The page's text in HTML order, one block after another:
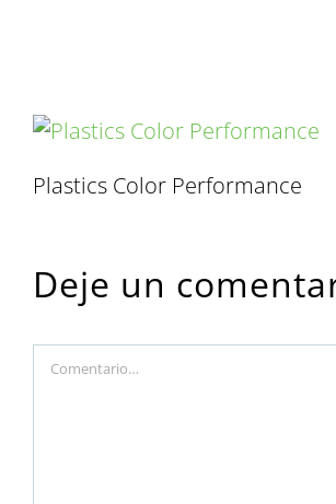
Plastics Color Performance
Deje un
Comment